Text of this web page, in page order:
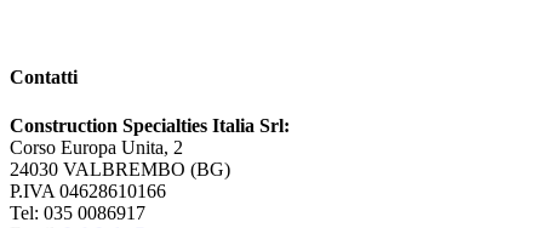
Contatti
Construction Specialties Italia Srl:
Corso Europa Unita, 2
24030 VALBREMBO (BG)
P.IVA 04628610166
Tel: 035 0086917